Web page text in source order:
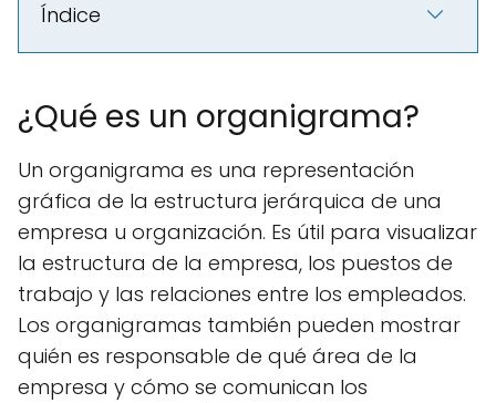
Índice
¿Qué es un organigrama?
Un organigrama es una representación
gráfica de la estructura jerárquica de una
empresa u organización. Es útil para visualizar
la estructura de la empresa, los puestos de
trabajo y las relaciones entre los empleados.
Los organigramas también pueden mostrar
quién es responsable de qué área de la
empresa y cómo se comunican los